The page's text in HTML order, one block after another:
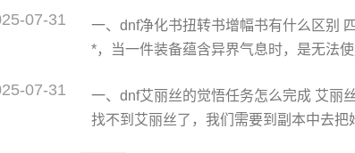
击力。同时迅还会影响角色的敏捷，命中
先机，迅应该作为首要提升的五内。 『
07-31
一、dnf净化书扭转书增幅书有什么区别
*，当一件装备蕴含异界气息时，是无法
你不想要的异界属*时，你可以使用扭转
来的是智力，就需要扭转成力量。 3、增
07-31
一、dnf艾丽丝的觉悟任务怎么完成 艾丽
找不到艾丽丝了，我们需要到副本中去